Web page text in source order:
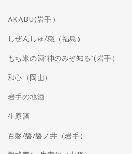
AKABU(岩手）
しぜんしゅ/穏（福島）
もち米の酒”神のみぞ知る”(岩手）
和心（岡山）
岩手の地酒
生原酒
百磐/磐/磐ノ井（岩手）